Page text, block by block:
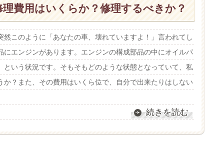
費用はいくらか？修理するべきか？
このように「あなたの車、壊れていますよ！」言われてし
エンジンがあります。エンジンの構成部品の中にオイルパ
いう状況です。そもそもどのような状態となっていて、私
？また、その費用はいくら位で、自分で出来たりはしない
続きを読む